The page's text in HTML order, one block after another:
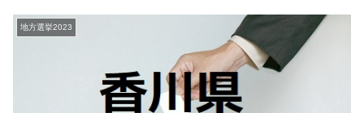
地方選挙2023